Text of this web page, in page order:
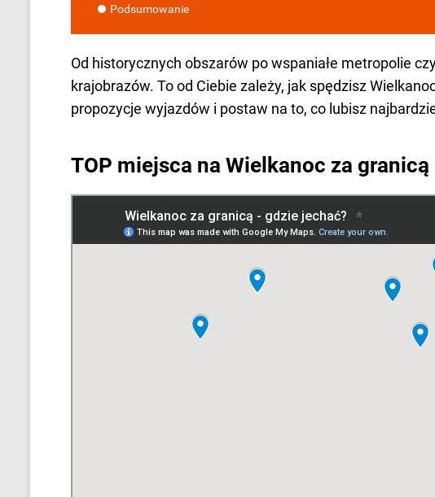
Podsumowanie
Od historycznych obszarów po wspaniałe metropolie
krajobrazów. To od Ciebie zależy, jak spędzisz
propozycje wyjazdów i postaw na to, co lubisz
TOP miejsca na Wielkanoc za granicą